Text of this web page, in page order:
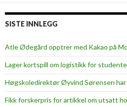
o
2
6
b
i
SISTE INNLEGG
Atle Ødegård opptrer med Kakao på
Lager kortspill om logistikk for
Høgskoledirektør Øyvind Sørensen har
Fikk forskerpris for artikkel om utsatt